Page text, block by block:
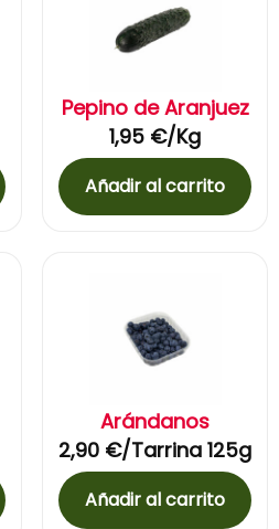
Pepino de Aranjuez
1,95 €/Kg
Añadir al carrito
Arándanos
2,90 €/Tarrina 125g
Añadir al carrito